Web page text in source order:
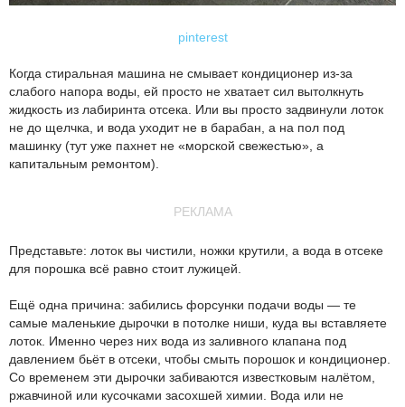
pinterest
Когда стиральная машина не смывает кондиционер из-за
слабого напора воды, ей просто не хватает сил вытолкнуть
жидкость из лабиринта отсека. Или вы просто задвинули лоток
не до щелчка, и вода уходит не в барабан, а на пол под
машинку (тут уже пахнет не «морской свежестью», а
капитальным ремонтом).
РЕКЛАМА
Представьте: лоток вы чистили, ножки крутили, а вода в отсеке
для порошка всё равно стоит лужицей.
Ещё одна причина: забились форсунки подачи воды — те
самые маленькие дырочки в потолке ниши, куда вы вставляете
лоток. Именно через них вода из заливного клапана под
давлением бьёт в отсеки, чтобы смыть порошок и кондиционер.
Со временем эти дырочки забиваются известковым налётом,
ржавчиной или кусочками засохшей химии. Вода или не